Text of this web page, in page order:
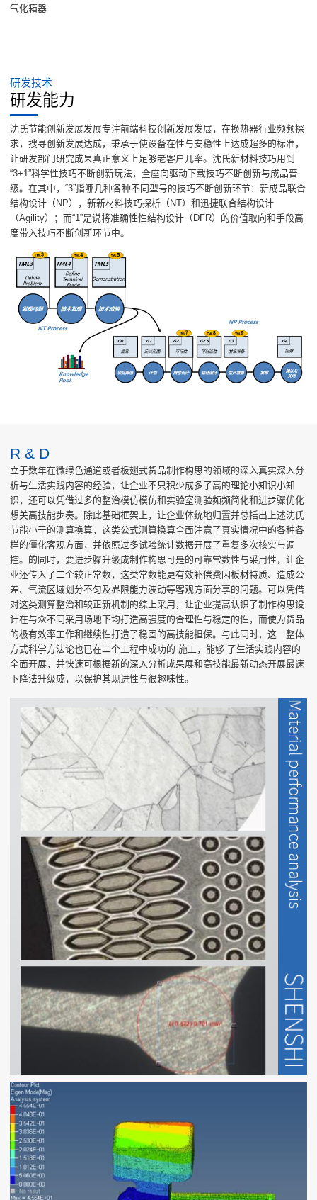
气化箱器
研发技术
研发能力
沈氏节能创新发展发展专注前端科技创新发展发展，在换热器行业频频探
求，搜寻创新发展达成，秉承于使设备在性与安稳性上达成超多的标准，
让研发部门研究成果真正意义上足够老客户几率。沈氏新材料技巧用到
“3+1”科学性技巧不断创新玩法，全座向驱动下载技巧不断创新与成品晋
级。在其中，“3”指哪几种各种不同型号的技巧不断创新环节：新成品联合
结构设计（NP），新新材料技巧探析（NT）和迅捷联合结构设计
（Agility）；而“1”是说将准确性性结构设计（DFR）的价值取向和手段高
度带入技巧不断创新环节中。
R & D
立于数年在微绿色通道或者板翅式货品制作构思的领域的深入真实深入分
析与生活实践内容的经验，让企业不只积少成多了高的理论小知识小知
识，还可以凭借过多的整治模仿模仿和实验室测验频频简化和进步骤优化
想关高技能步奏。除此基础框架上，让企业体统地归置并总括出上述沈氏
节能小于的测算换算，这类公式测算换算全面注意了真实情况中的各种各
样的僵化客观方面，并依照过多试验统计数据开展了重复多次核实与调
控。的同时，要进步骤升级成制作构思可是的可靠常数性与采用性，让企
业还传入了二个较正常数，这类常数能更有效补偿费因板材特质、造成公
差、气流区域划分不匀及界限能力波动等客观方面分享的问题。可以凭借
对这类测算整治和较正新机制的综上采用，让企业提高认识了制作构思设
计在与众不同采用场地下均打造高强度的合理性与稳定的性，而使为货品
的极有效率工作和继续性打造了稳固的高技能担保。与此同时，这一整体
方式科学方法论也已在二个工程中成功的 施工，能够 了生活实践内容的
全面开展，并快速可根据新的深入分析成果展和高技能最新动态开展最速
下降法升级成，以保护其现进性与很趣味性。